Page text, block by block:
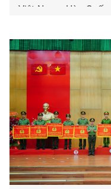
Việt Nam - Hàn
Nguyễn Thị Thu Lan.